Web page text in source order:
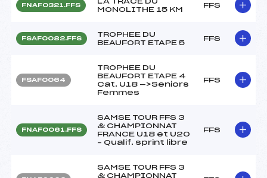
FNAF0321.FFS
MONOLITHE 15 KM
FFS
FSAF0082.FFS
TROPHEE DU
BEAUFORT ETAPE 5
FFS
FSAF0064
TROPHEE DU
BEAUFORT ETAPE 4
Cat. U18 —>Seniors
Femmes
FFS
FNAF0061.FFS
SAMSE TOUR FFS 3
& CHAMPIONNAT
FRANCE U18 et U20
– Qualif. sprint libre
FFS
SAMSE TOUR FFS 3
& CHAMPIONNAT